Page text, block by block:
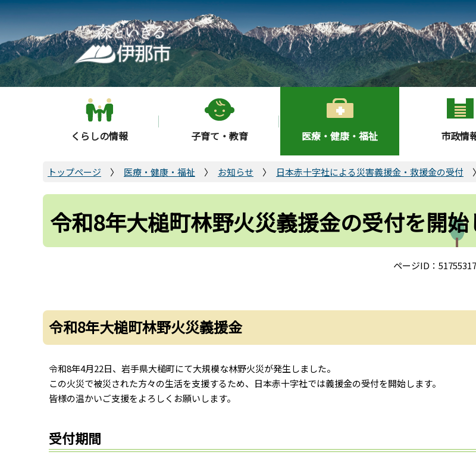
こ
の
ペ
ー
ジ
の
くらしの情報 子育て・教育 医療・健康・福祉 市政情
トップページ 医療・健康・福祉 お知らせ 日本赤十字社による災害義援金・救援金の受付
令和8年大槌町林野火災義援金の受付を開
ページID：
令和8年大槌町林野火災義援金
令和8年4月22日、岩手県大槌町にて大規模な林野火災が発生しました。
この火災で被災された方々の生活を支援するため、日本赤十字社では義援金の受付を開始します。
皆様の温かいご支援をよろしくお願いします。
受付期間